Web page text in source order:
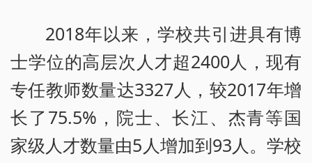
2018年以来，学校共引进具有博
士学位的高层次人才超2400人，现有
专任教师数量达3327人，较2017年增
长了75.5%，院士、长江、杰青等国
家级人才数量由5人增加到93人。学校